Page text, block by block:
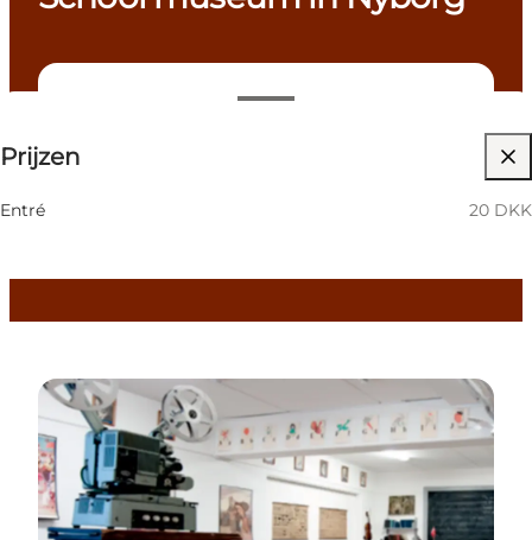
Prijzen
Entré 20 DKK
Children, Friends, My partner, Myself, My business